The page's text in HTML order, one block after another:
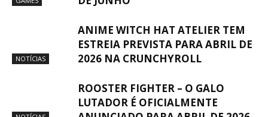
NOTÍCIAS
ANIME WITCH HAT ATELIER TEM
ESTREIA PREVISTA PARA ABRIL DE
2026 NA CRUNCHYROLL
ROOSTER FIGHTER – O GALO
LUTADOR É OFICIALMENTE